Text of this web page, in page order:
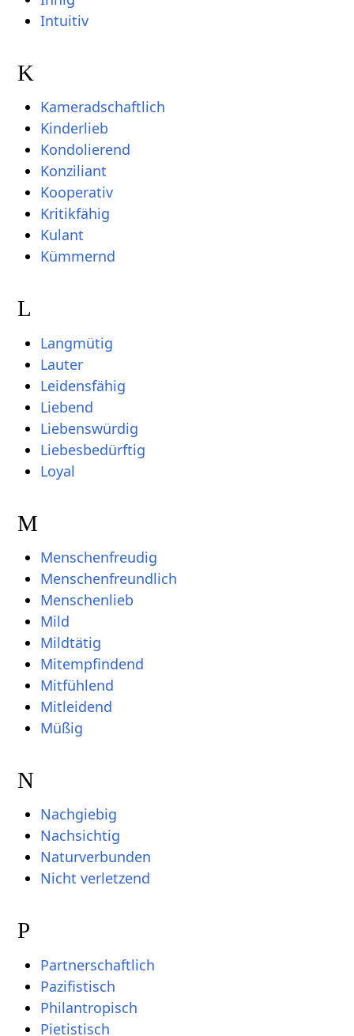
Intuitiv
K
Kameradschaftlich
Kinderlieb
Kondolierend
Konziliant
Kooperativ
Kritikfähig
Kulant
Kümmernd
L
Langmütig
Lauter
Leidensfähig
Liebend
Liebenswürdig
Liebesbedürftig
Loyal
M
Menschenfreudig
Menschenfreundlich
Menschenlieb
Mild
Mildtätig
Mitempfindend
Mitfühlend
Mitleidend
Müßig
N
Nachgiebig
Nachsichtig
Naturverbunden
Nicht verletzend
P
Partnerschaftlich
Pazifistisch
Philantropisch
Pietistisch